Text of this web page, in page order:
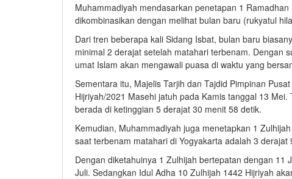
Muhammadiyah mendasarkan penetapan 1
dikombinasikan dengan melihat bulan baru (rukyatul
Dari tren beberapa kali Sidang Isbat, bulan baru
minimal 2 derajat setelah matahari terbenam. Dengan
umat Islam akan mengawali puasa di waktu yang
Sementara itu, Majelis Tarjih dan Tajdid Pimpinan
Hijriyah/2021 Masehi jatuh pada Kamis tanggal 13
berada di ketinggian 5 derajat 30 menit 58 detik.
Kemudian, Muhammadiyah juga menetapkan 1
saat terbenam matahari di Yogyakarta adalah 3
Dengan diketahuinya 1 Zulhijah bertepatan dengan 11
Juli. Sedangkan Idul Adha 10 Zulhijah 1442 Hijriyah